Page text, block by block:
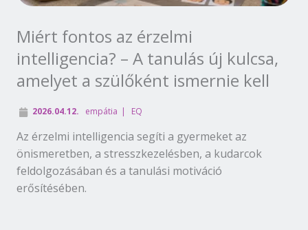
Miért fontos az érzelmi
intelligencia? – A tanulás új kulcsa,
amelyet a szülőként ismernie kell
2026.04.12. empátia EQ
Az érzelmi intelligencia segíti a gyermeket az
önismeretben, a stresszkezelésben, a kudarcok
feldolgozásában és a tanulási motiváció
erősítésében.